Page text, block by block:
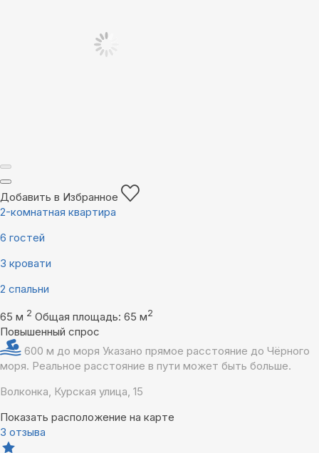
Добавить в Избранное
2-комнатная квартира
6 гостей
3 кровати
2 спальни
65 м 2 Общая площадь: 65 м2
Повышенный спрос
600 м до моря Указано прямое расстояние до Чёрного
моря. Реальное расстояние в пути может быть больше.
Волконка, Курская улица, 15
Показать расположение на карте
3 отзыва